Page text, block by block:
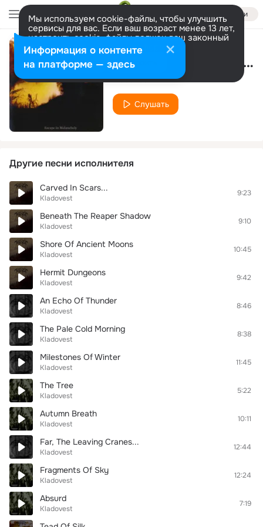
Войти
Мы используем cookie-файлы, чтобы улучшить
сервисы для вас. Если ваш возраст менее 13 лет,
настроить cookie-файлы должен ваш законный
представитель. Больше информации
Разрешить все Настроить Abyss Of Broken Clocks
Kladovest
Слушать
Другие песни исполнителя
Carved In Scars...
Kladovest
9:23
Beneath The Reaper Shadow
Kladovest
9:10
Shore Of Ancient Moons
Kladovest
10:45
Hermit Dungeons
Kladovest
9:42
An Echo Of Thunder
Kladovest
8:46
The Pale Cold Morning
Kladovest
8:38
Milestones Of Winter
Kladovest
11:45
The Tree
Kladovest
5:22
Autumn Breath
Kladovest
10:11
Far, The Leaving Cranes...
Kladovest
12:44
Fragments Of Sky
Kladovest
12:24
Absurd
Kladovest
7:19
Информация о контенте
на платформе — здесь